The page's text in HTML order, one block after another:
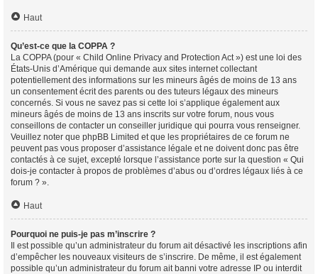
Haut
Qu’est-ce que la COPPA ?
La COPPA (pour « Child Online Privacy and Protection Act ») est une loi des
États-Unis d’Amérique qui demande aux sites internet collectant
potentiellement des informations sur les mineurs âgés de moins de 13 ans
un consentement écrit des parents ou des tuteurs légaux des mineurs
concernés. Si vous ne savez pas si cette loi s’applique également aux
mineurs âgés de moins de 13 ans inscrits sur votre forum, nous vous
conseillons de contacter un conseiller juridique qui pourra vous renseigner.
Veuillez noter que phpBB Limited et que les propriétaires de ce forum ne
peuvent pas vous proposer d’assistance légale et ne doivent donc pas être
contactés à ce sujet, excepté lorsque l’assistance porte sur la question « Qui
dois-je contacter à propos de problèmes d’abus ou d’ordres légaux liés à ce
forum ? ».
Haut
Pourquoi ne puis-je pas m’inscrire ?
Il est possible qu’un administrateur du forum ait désactivé les inscriptions afin
d’empêcher les nouveaux visiteurs de s’inscrire. De même, il est également
possible qu’un administrateur du forum ait banni votre adresse IP ou interdit